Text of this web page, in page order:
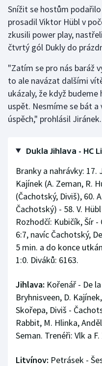
Snížit se hostům
prosadil Viktor Hübl v
zkusili power play,
čtvrtý gól Dukly do
"Zatím se pro nás baráž
to ale navázat dalšími
ukázaly, že když
uspět. Nesmíme se bát
úspěch," prohlásil Jiránek.
Dukla Jihlava - HC
Branky a nahrávky: 17.
Kajínek (A. Zeman, R.
(Čachotský, Diviš), 60.
Čachotský) - 58. V.
Rozhodčí: Kubičík, Šír -
6:7, navíc Čachotský,
5 min. a do konce
1:0. Diváků: 6163.
Jihlava: Kořenář - De
Bryhnisveen, D.
Skořepa, Diviš -
Rabbit, M. Hlinka,
Seman. Trenéři: Vlk a
Litvínov: Petrásek -